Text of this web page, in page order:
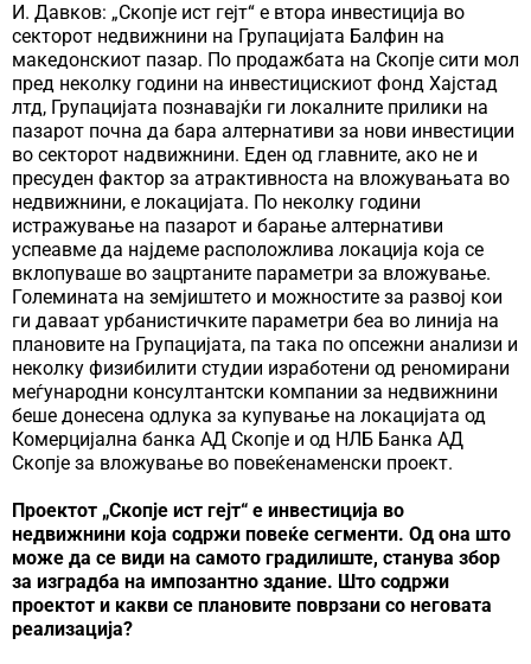
И. Давков: „Скопје ист гејт“ е втора инвестиција во
секторот недвижнини на Групацијата Балфин на
македонскиот пазар. По продажбата на Скопје сити мол
пред неколку години на инвестицискиот фонд Хајстад
лтд, Групацијата познавајќи ги локалните прилики на
пазарот почна да бара алтернативи за нови инвестиции
во секторот надвижнини. Еден од главните, ако не и
пресуден фактор за атрактивноста на вложувањата во
недвижнини, е локацијата. По неколку години
истражување на пазарот и барање алтернативи
успеавме да најдеме расположлива локација која се
вклопуваше во зацртаните параметри за вложување.
Големината на земјиштето и можностите за развој кои
ги даваат урбанистичките параметри беа во линија на
плановите на Групацијата, па така по опсежни анализи и
неколку физибилити студии изработени од реномирани
меѓународни консултантски компании за недвижнини
беше донесена одлука за купување на локацијата од
Комерцијална банка АД Скопје и од НЛБ Банка АД
Скопје за вложување во повеќенаменски проект.
Проектот „Скопје ист гејт“ е инвестиција во
недвижнини која содржи повеќе сегменти. Од она што
може да се види на самото градилиште, станува збор
за изградба на импозантно здание. Што содржи
проектот и какви се плановите поврзани со неговата
реализација?